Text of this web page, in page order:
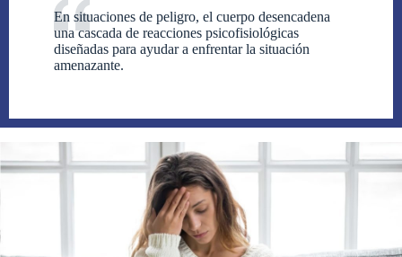
En situaciones de peligro, el cuerpo desencadena
una cascada de reacciones psicofisiológicas
diseñadas para ayudar a enfrentar la situación
amenazante.